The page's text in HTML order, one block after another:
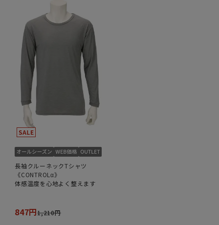
長袖クルーネックTシャツ
《CONTROLα》
体感温度を心地よく整えます
847円1,210円